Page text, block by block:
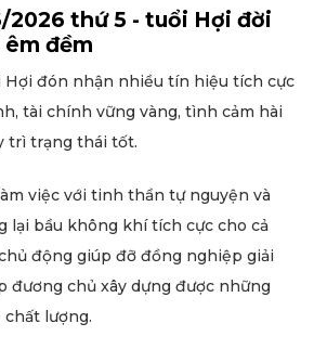
2026 thứ 5 - tuổi Hợi đời
đềm
Hợi đón nhận nhiều tín hiệu tích cực
tài chính vững vàng, tình cảm hài
trì trạng thái tốt.
việc với tinh thần tự nguyện và
lại bầu không khí tích cực cho cả
động giúp đỡ đồng nghiệp giải
đương chủ xây dựng được những
chất lượng.